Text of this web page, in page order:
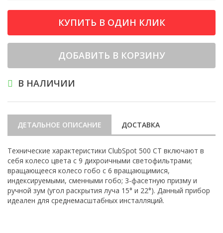
КУПИТЬ В ОДИН КЛИК
ДОБАВИТЬ В КОРЗИНУ
В НАЛИЧИИ
ДЕТАЛЬНОЕ ОПИСАНИЕ ДОСТАВКА
Технические характеристики ClubSpot 500 CT включают в
себя колесо цвета с 9 дихроичными светофильтрами;
вращающееся колесо гобо с 6 вращающимися,
индексируемыми, сменными гобо; 3-фасетную призму и
ручной зум (угол раскрытия луча 15° и 22°). Данный прибор
идеален для среднемасштабных инсталляций.